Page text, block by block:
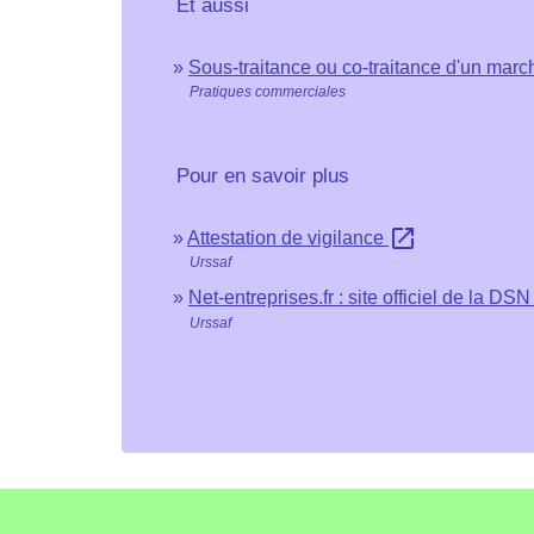
Et aussi
Sous-traitance ou co-traitance d'un
Pratiques commerciales
Pour en savoir plus
Attestation de vigilance open_in_new
Urssaf
Net-entreprises.fr : site officiel de la DSN
Urssaf